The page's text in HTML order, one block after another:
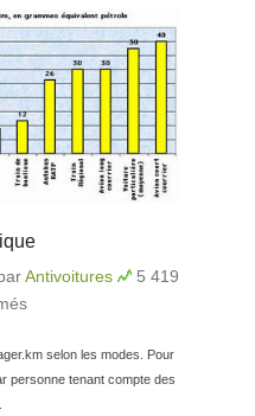
Antivoitures
5 419
selon les modes. Pour
personne tenant compte des